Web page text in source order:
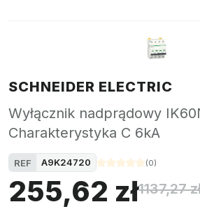
SCHNEIDER ELECTRIC
Wyłącznik nadprądowy
Charakterystyka C 6kA
REF A9K24720 (0)
255,62 zł1137,27